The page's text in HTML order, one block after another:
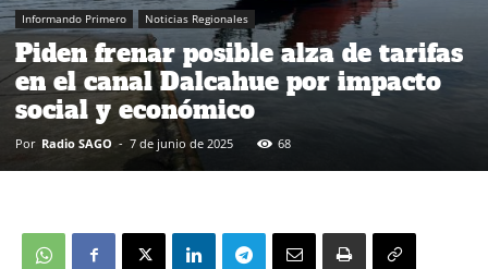
Informando Primero Noticias Regionales
Piden frenar posible alza de tarifas
en el canal Dalcahue por impacto
social y económico
Por Radio SAGO - 7 de junio de 2025 68